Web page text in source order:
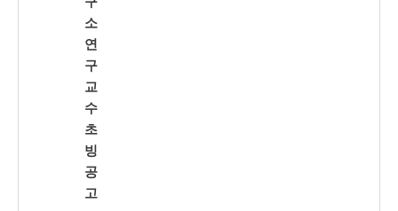
소
연
구
교
수
초
빙
공
고